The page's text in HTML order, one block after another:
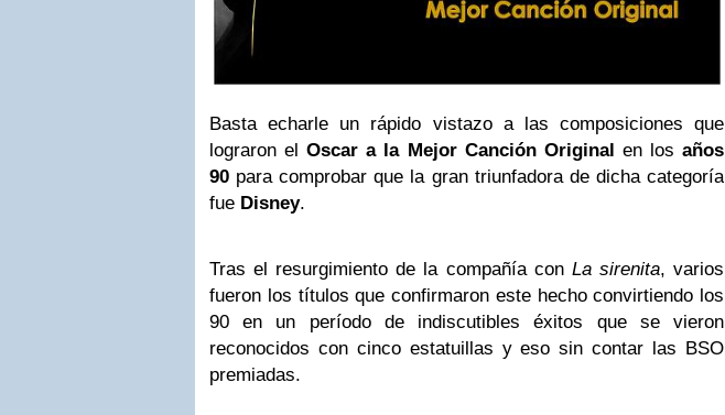
Basta echarle un rápido vistazo a las composiciones que
lograron elOscar a la Mejor Canción Original en losaños
90 para comprobar que la gran triunfadora de dicha categoría
fue Disney.
Tras el resurgimiento de la compañía con La sirenita, varios
fueron los títulos que confirmaron este hecho convirtiendo los
90 en un período de indiscutibles éxitos que se vieron
reconocidos con cinco estatuillas y eso sin contar las BSO
premiadas.